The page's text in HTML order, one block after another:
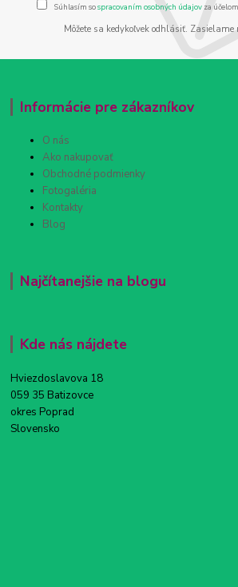
Súhlasím sospracovaním osobných údajov za
Môžete sa kedykoľvek odhlásiť.
Informácie pre zákazníkov
O nás
Ako nakupovať
Obchodné podmienky
Fotogaléria
Kontakty
Blog
Najčítanejšie na blogu
Kde nás nájdete
Hviezdoslavova 18
059 35 Batizovce
okres Poprad
Slovensko